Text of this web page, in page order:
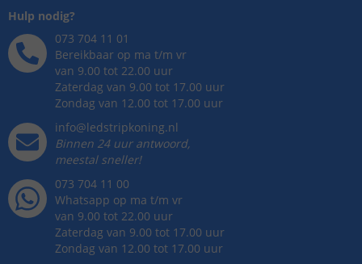
Hulp nodig?
073 704 11 01
Bereikbaar op ma t/m vr
van 9.00 tot 22.00 uur
Zaterdag van 9.00 tot 17.00 uur
Zondag van 12.00 tot 17.00 uur
info@ledstripkoning.nl
Binnen 24 uur antwoord,
meestal sneller!
073 704 11 00
Whatsapp op ma t/m vr
van 9.00 tot 22.00 uur
Zaterdag van 9.00 tot 17.00 uur
Zondag van 12.00 tot 17.00 uur